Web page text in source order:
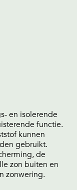
en isolerende
functie.
kunnen
gebruikt.
de
zon buiten en
zonwering.